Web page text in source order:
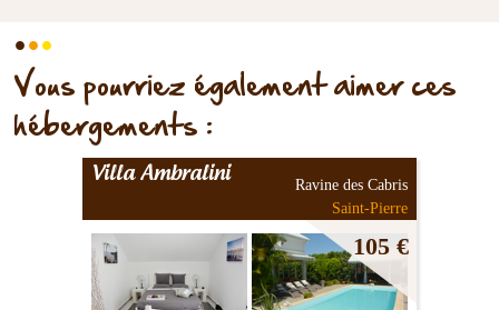
...
Vous pourriez également aimer ces
hébergements :
Villa Ambralini
Ravine des Cabris
Saint-Pierre
105 €